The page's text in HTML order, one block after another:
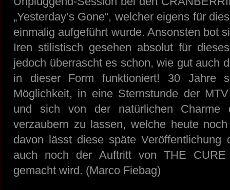
„Yesterday’s Gone“, welcher eigens für
einmalig aufgeführt wurde. Ansonsten bot
Iren stilistisch gesehen absolut für
jedoch überrascht es schon, wie gut auch
in dieser Form funktioniert! 30 Jahre
Möglichkeit, in eine Sternstunde der
und sich von der natürlichen Charme
verzaubern zu lassen, welche heute
davon lässt diese späte
auch noch der Auftritt von THE CURE
gemacht wird. (Marco Fiebag)